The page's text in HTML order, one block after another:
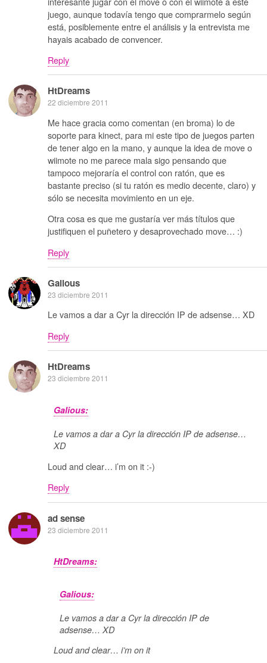
juego, aunque todavía tengo que comprarmelo según
está, posiblemente entre el análisis y la entrevista me
hayais acabado de convencer.
Reply
HtDreams
22 diciembre 2011
Me hace gracia como comentan (en broma) lo de
soporte para kinect, para mi este tipo de juegos parten
de tener algo en la mano, y aunque la idea de move o
wiimote no me parece mala sigo pensando que
tampoco mejoraría el control con ratón, que es
bastante preciso (si tu ratón es medio decente, claro) y
sólo se necesita movimiento en un eje.
Otra cosa es que me gustaría ver más títulos que
justifiquen el puñetero y desaprovechado move… :)
Reply
Galious
23 diciembre 2011
Le vamos a dar a Cyr la dirección IP de adsense… XD
Reply
HtDreams
23 diciembre 2011
Galious:
Le vamos a dar a Cyr la dirección IP de adsense…
XD
Loud and clear… i’m on it :-)
Reply
ad sense
23 diciembre 2011
HtDreams:
Galious:
Le vamos a dar a Cyr la dirección IP de
adsense… XD
Loud and clear… i’m on it